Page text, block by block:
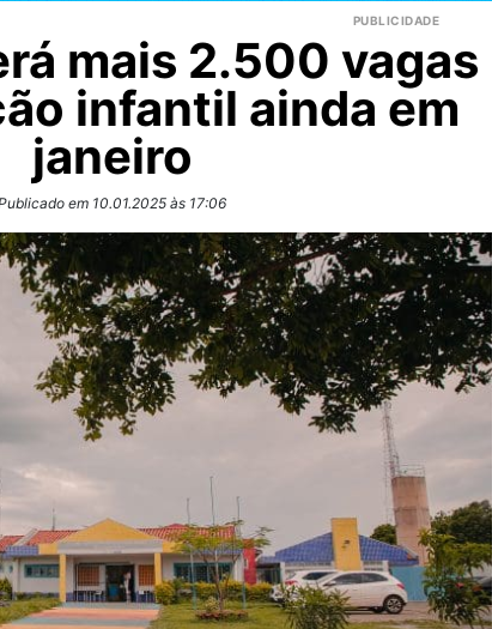
mais 2.500 vagas
infantil ainda em
janeiro
em 10.01.2025 às 17:06